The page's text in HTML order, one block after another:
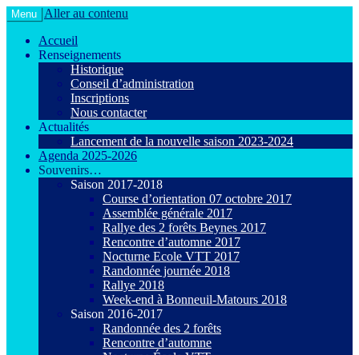
Agiot VTT Maurepas
Le VTT loisir en toute convivialité !
Menu
Aller au contenu
Accueil
Renseignements
Historique
Conseil d’administration
Inscriptions
Nous contacter
Actualités
Lancement de la nouvelle saison 2023-2024
Agenda 2025-2026
Souvenirs…
Saison 2017-2018
Course d’orientation 07 octobre 2017
Assemblée générale 2017
Rallye des 2 forêts Beynes 2017
Rencontre d’automne 2017
Nocturne Ecole VTT 2017
Randonnée journée 2018
Rallye 2018
Week-end à Bonneuil-Matours 2018
Saison 2016-2017
Randonnée des 2 forêts
Rencontre d’automne